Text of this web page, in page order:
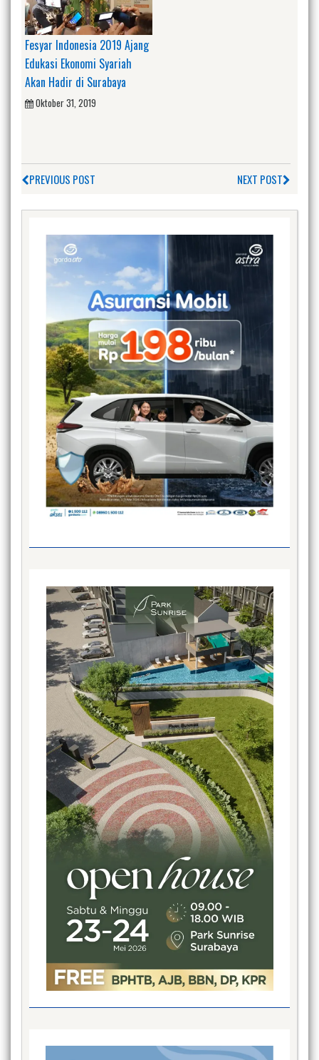
Fesyar Indonesia 2019 Ajang
Edukasi Ekonomi Syariah
Akan Hadir di Surabaya
Oktober 31, 2019
PREVIOUS POST NEXT POST